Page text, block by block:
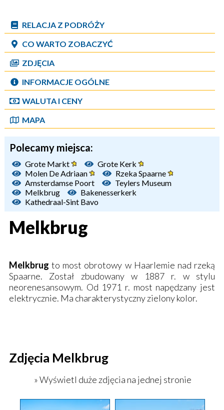
RELACJA Z PODRÓŻY
CO WARTO ZOBACZYĆ
ZDJĘCIA
INFORMACJE OGÓLNE
WALUTA I CENY
MAPA
Polecamy miejsca:
Grote Markt
Grote Kerk
Molen De Adriaan
Rzeka Spaarne
Amsterdamse Poort
Teylers Museum
Melkbrug
Bakenesserkerk
Kathedraal-Sint Bavo
Melkbrug
Melkbrug to most obrotowy w Haarlemie nad rzeką
Spaarne. Został zbudowany w 1887 r. w stylu
neorenesansowym. Od 1971 r. most napędzany jest
elektrycznie. Ma charakterystyczny zielony kolor.
Zdjęcia Melkbrug
» Wyświetl duże zdjęcia na jednej stronie